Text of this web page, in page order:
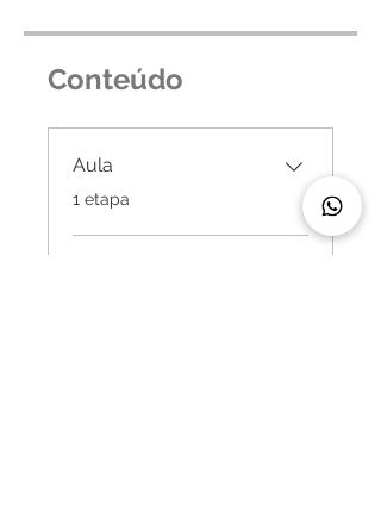
Conteúdo
Aula
.1 etapa